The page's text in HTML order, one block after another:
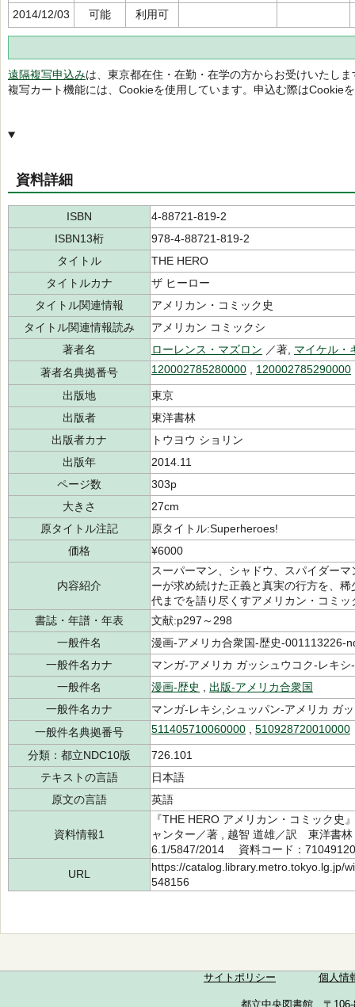
2014/12/03
可能 利用可
遠隔複写申込みは、東京都在住・在勤・在学の方からお受けいたしま
複写カート機能には、Cookieを使用しています。申込む際はCookie
資料詳細
ISBN
4-88721-819-2
ISBN13桁
978-4-88721-819-2
タイトル
THE HERO
タイトルカナ
ザ ヒーロー
タイトル関連情報
アメリカン・コミック史
タイトル関連情報読み
アメリカン コミックシ
著者名
ローレンス・マズロン ／著, マイケル・
著者名典拠番号
120002785280000 120002785290000
出版地
東京
出版者
東洋書林
出版者カナ
トウヨウ ショリン
出版年
2014.11
ページ数
303p
大きさ
27cm
原タイトル注記
原タイトル:Superheroes!
価格
¥6000
内容紹介
スーパーマン、シャドウ、スパイダー
ーが求め続けた正義と真実の行方を、
代までを語り尽くすアメリカン・コミッ
書誌・年譜・年表
文献:p297～298
一般件名
漫画-アメリカ合衆国-歴史-001113226-
一般件名カナ
マンガ-アメリカ ガッシュウコク-レキ
一般件名
漫画-歴史
出版-アメリカ合衆国
一般件名カナ
マンガ-レキシ,シュッパン-アメリカ ガ
一般件名典拠番号
511405710060000 510928720010000
分類：都立NDC10版
726.101
テキストの言語
日本語
原文の言語
英語
資料情報1
『THE HERO アメリカン・コミック
ャンター／著 , 越智 道雄／訳 東洋書
6.1/5847/2014 資料コード：
URL
https://catalog.library.metro.tokyo.lg.jp/
548156
サイトポリシー 個人情
都立中央図書館 〒